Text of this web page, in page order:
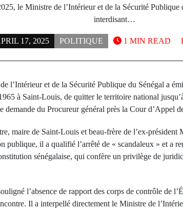
le Ministre de l’Intérieur et de la Sécurité Publique
interdisant…
17, 2025 POLITIQUE 1 MIN READ
l’Intérieur et de la Sécurité Publique du Sénégal a
à Saint-Louis, de quitter le territoire national
demande du Procureur général près la Cour d’Appel
maire de Saint-Louis et beau-frère de l’ex-président
publique, il a qualifié l’arrêté de « scandaleux » et a
sénégalaise, qui confère un privilège de
l’absence de rapport des corps de contrôle de
Il a interpellé directement le Ministre de